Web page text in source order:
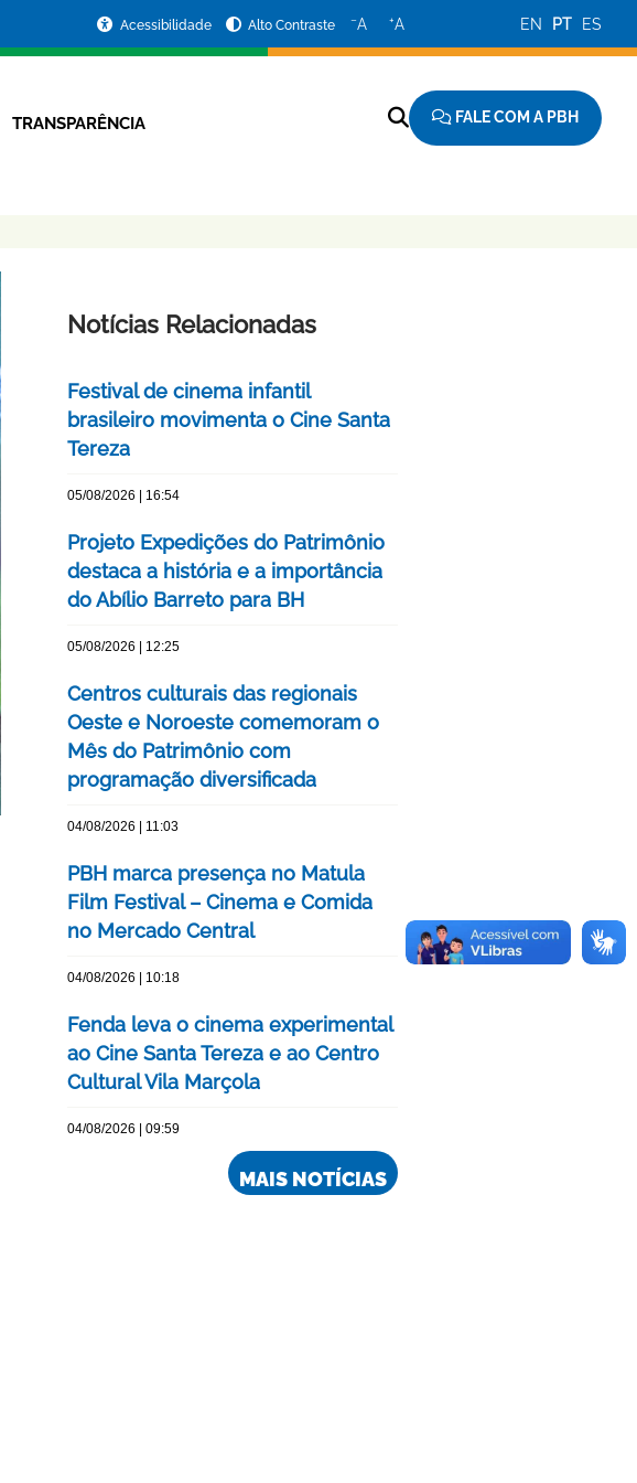
Acessibilidade Alto Contraste −A +A EN PT ES
TRANSPARÊNCIA FALE COM A PBH
Notícias Relacionadas
Festival de cinema infantil
brasileiro movimenta o Cine Santa
Tereza
05/08/2026 | 16:54
Projeto Expedições do Patrimônio
destaca a história e a importância
do Abílio Barreto para BH
05/08/2026 | 12:25
Centros culturais das regionais
Oeste e Noroeste comemoram o
Mês do Patrimônio com
programação diversificada
04/08/2026 | 11:03
PBH marca presença no Matula
Film Festival – Cinema e Comida
no Mercado Central
04/08/2026 | 10:18
Fenda leva o cinema experimental
ao Cine Santa Tereza e ao Centro
Cultural Vila Marçola
04/08/2026 | 09:59
MAIS NOTÍCIAS